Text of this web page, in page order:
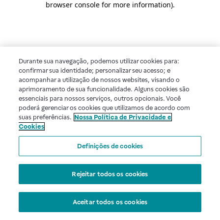
browser console for more information).
Durante sua navegação, podemos utilizar cookies para:
confirmar sua identidade; personalizar seu acesso; e
acompanhar a utilização de nossos websites, visando o
aprimoramento de sua funcionalidade. Alguns cookies são
essenciais para nossos serviços, outros opcionais. Você
poderá gerenciar os cookies que utilizamos de acordo com
suas preferências. Nossa Política de Privacidade e
Cookies
Definições de cookies
Rejeitar todos os cookies
Aceitar todos os cookies